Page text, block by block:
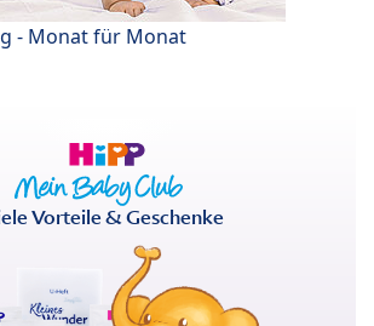
- Monat für Monat
Vorteile & Geschenke